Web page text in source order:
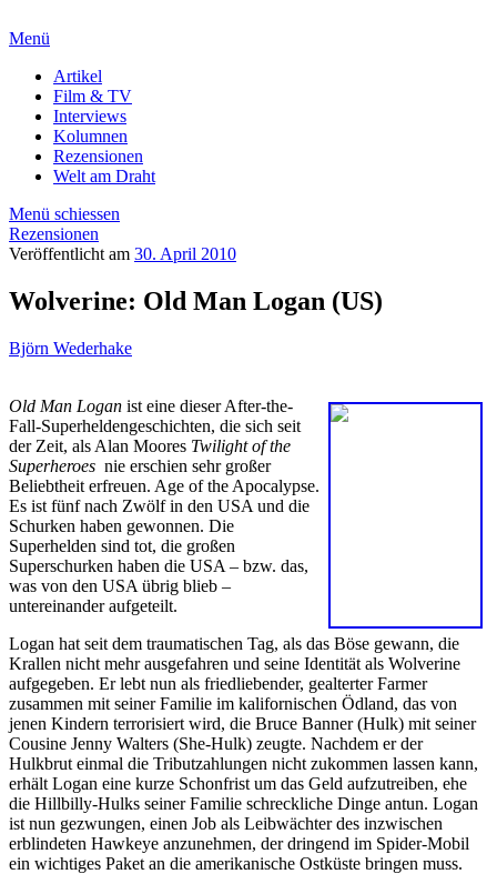
Menü
Artikel
Film & TV
Interviews
Kolumnen
Rezensionen
Welt am Draht
Menü schiessen
Rezensionen
Veröffentlicht am 30. April 2010
Wolverine: Old Man Logan (US)
Björn Wederhake
Old Man Logan ist eine dieser After-the-
Fall-Superheldengeschichten, die sich seit
der Zeit, als Alan Moores Twilight of the
Superheroes nie erschien sehr großer
Beliebtheit erfreuen. Age of the Apocalypse.
Es ist fünf nach Zwölf in den USA und die
Schurken haben gewonnen. Die
Superhelden sind tot, die großen
Superschurken haben die USA – bzw. das,
was von den USA übrig blieb –
untereinander aufgeteilt.
Logan hat seit dem traumatischen Tag, als das Böse gewann, die
Krallen nicht mehr ausgefahren und seine Identität als Wolverine
aufgegeben. Er lebt nun als friedliebender, gealterter Farmer
zusammen mit seiner Familie im kalifornischen Ödland, das von
jenen Kindern terrorisiert wird, die Bruce Banner (Hulk) mit seiner
Cousine Jenny Walters (She-Hulk) zeugte. Nachdem er der
Hulkbrut einmal die Tributzahlungen nicht zukommen lassen kann,
erhält Logan eine kurze Schonfrist um das Geld aufzutreiben, ehe
die Hillbilly-Hulks seiner Familie schreckliche Dinge antun. Logan
ist nun gezwungen, einen Job als Leibwächter des inzwischen
erblindeten Hawkeye anzunehmen, der dringend im Spider-Mobil
ein wichtiges Paket an die amerikanische Ostküste bringen muss.